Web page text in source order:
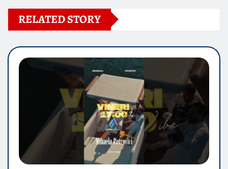
RELATED STORY